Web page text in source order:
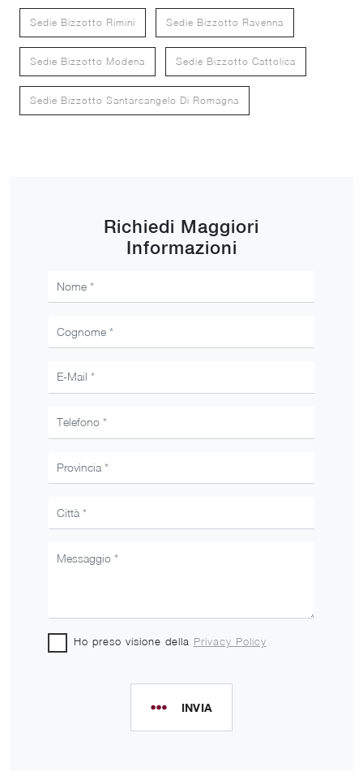
Sedie Bizzotto Rimini Sedie Bizzotto Ravenna
Sedie Bizzotto Modena Sedie Bizzotto Cattolica
Sedie Bizzotto Santarcangelo Di Romagna
Richiedi Maggiori
Informazioni
Ho preso visione della Privacy Policy
INVIA